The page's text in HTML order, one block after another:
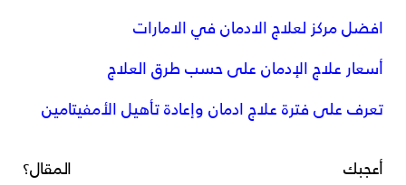
افضل مركز لعلاج الادمان في الامارات
أسعار علاج الإدمان على حسب طرق العلاج
تعرف على فترة علاج ادمان وإعادة تأهيل الأمفيتامين
أعجبك المقال؟